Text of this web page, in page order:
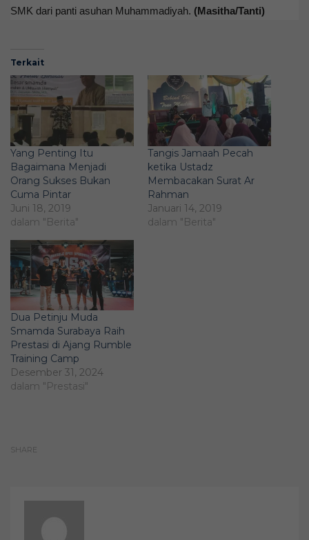
SMK dari panti asuhan Muhammadiyah. (Masitha/Tanti)
Terkait
Yang Penting Itu
Bagaimana Menjadi
Orang Sukses Bukan
Cuma Pintar
Juni 18, 2019
dalam "Berita"
Tangis Jamaah Pecah
ketika Ustadz
Membacakan Surat Ar
Rahman
Januari 14, 2019
dalam "Berita"
Dua Petinju Muda
Smamda Surabaya Raih
Prestasi di Ajang Rumble
Training Camp
Desember 31, 2024
dalam "Prestasi"
SHARE